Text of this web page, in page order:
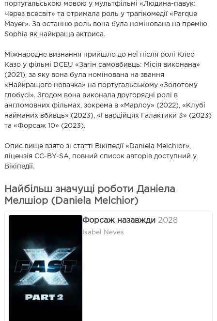
португальською мовою у мультфільмі «Людина-павук:
Через всесвіт» та отримала роль у трагікомедії «Parque
Mayer». За останню роль вона була номінована на премію
Sophia як найкраща актриса.
Міжнародне визнання прийшло до неї після ролі Клео
Казо у фільмі DCEU «Загін самовбивць: Місія виконана»
(2021), за яку вона була номінована на звання
«Найкращого новачка» на португальському «Золотому
глобусі». Згодом вона виконала другорядні ролі в
англомовних фільмах, зокрема в «Марлоу» (2022), «Клубі
найманих вбивць» (2023), «Гвардійцях Галактики 3» (2023)
та «Форсаж 10» (2023).
Опис вище взято зі статті Вікіпедії «Daniela Melchior»,
ліцензія CC-BY-SA, повний список авторів доступний у
Вікіпедії.
Найбільш значущі роботи Даніела
Мелшіор (Daniela Melchior)
Форсаж назавжди 2028
Isabel Neves